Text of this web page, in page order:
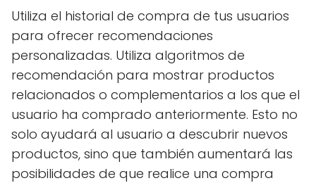
Utiliza el historial de compra de tus usuarios
para ofrecer recomendaciones
personalizadas. Utiliza algoritmos de
recomendación para mostrar productos
relacionados o complementarios a los que el
usuario ha comprado anteriormente. Esto no
solo ayudará al usuario a descubrir nuevos
productos, sino que también aumentará las
posibilidades de que realice una compra